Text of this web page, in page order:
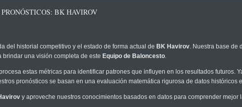
BK HAVIROV
del historial competitivo y el estado de forma actual de BK Havirov. Nuestra base de
una visión completa de este Equipo de Baloncesto.
estas métricas para identificar patrones que influyen en los resultados futuros.
pronósticos se basan en una evaluación matemática rigurosa de datos históricos
y aproveche nuestros conocimientos basados en datos para comprender